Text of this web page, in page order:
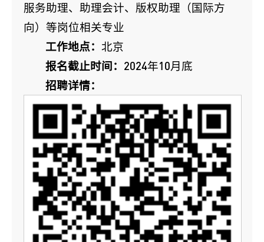
服务助理、助理会计、版权助理（国际方
向）等岗位相关专业
工作地点：北京
报名截止时间： 2024年10月底
招聘详情：